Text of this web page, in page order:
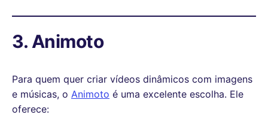
3. Animoto
Para quem quer criar vídeos dinâmicos com imagens
e músicas, o Animoto é uma excelente escolha. Ele
oferece: